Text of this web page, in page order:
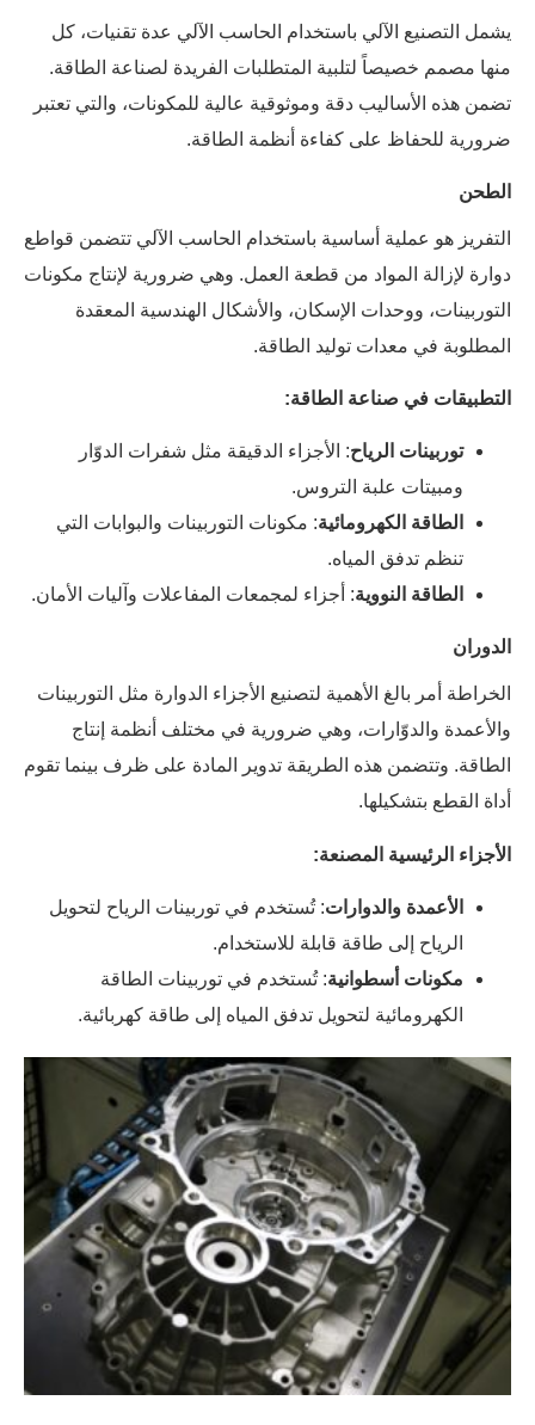
يشمل التصنيع الآلي باستخدام الحاسب الآلي عدة تقنيات، كل
منها مصمم خصيصاً لتلبية المتطلبات الفريدة لصناعة الطاقة.
تضمن هذه الأساليب دقة وموثوقية عالية للمكونات، والتي تعتبر
ضرورية للحفاظ على كفاءة أنظمة الطاقة.
الطحن
التفريز هو عملية أساسية باستخدام الحاسب الآلي تتضمن قواطع
دوارة لإزالة المواد من قطعة العمل. وهي ضرورية لإنتاج مكونات
التوربينات، ووحدات الإسكان، والأشكال الهندسية المعقدة
المطلوبة في معدات توليد الطاقة.
التطبيقات في صناعة الطاقة:
توربينات الرياح: الأجزاء الدقيقة مثل شفرات الدوّار
ومبيتات علبة التروس.
الطاقة الكهرومائية: مكونات التوربينات والبوابات التي
تنظم تدفق المياه.
الطاقة النووية: أجزاء لمجمعات المفاعلات وآليات الأمان.
الدوران
الخراطة أمر بالغ الأهمية لتصنيع الأجزاء الدوارة مثل التوربينات
والأعمدة والدوّارات، وهي ضرورية في مختلف أنظمة إنتاج
الطاقة. وتتضمن هذه الطريقة تدوير المادة على ظرف بينما تقوم
أداة القطع بتشكيلها.
الأجزاء الرئيسية المصنعة:
الأعمدة والدوارات : تُستخدم في توربينات الرياح لتحويل
الرياح إلى طاقة قابلة للاستخدام.
مكونات أسطوانية: تُستخدم في توربينات الطاقة
الكهرومائية لتحويل تدفق المياه إلى طاقة كهربائية.